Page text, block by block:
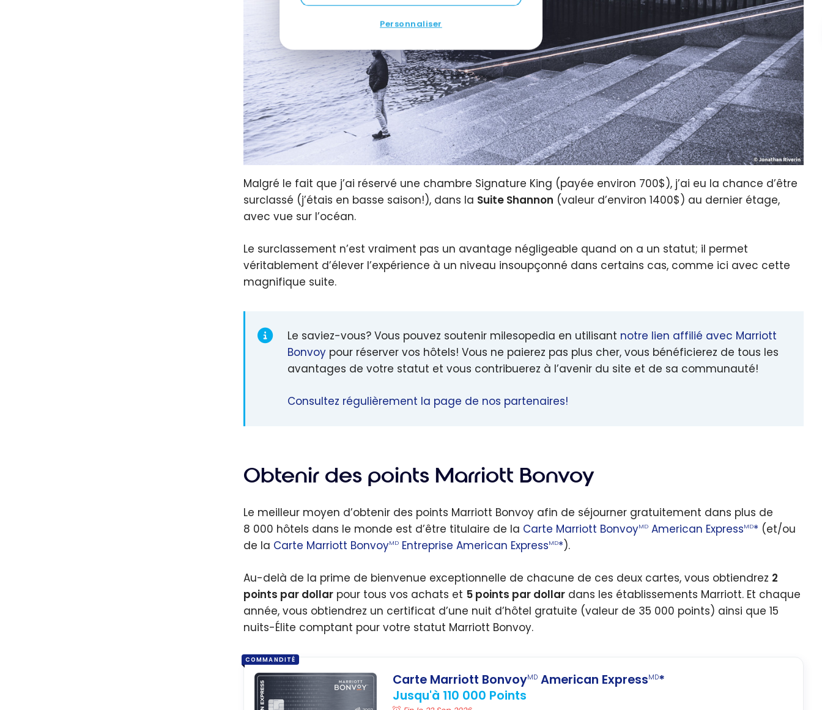
Personnaliser
Malgré le fait que j’ai réservé une chambre Signature King (payée environ 700$), j’ai eu la chance d’être
surclassé (j’étais en basse saison!), dans la Suite Shannon (valeur d’environ 1400$) au dernier étage,
avec vue sur l’océan.
Le surclassement n’est vraiment pas un avantage négligeable quand on a un statut; il permet
véritablement d’élever l’expérience à un niveau insoupçonné dans certains cas, comme ici avec cette
magnifique suite.
Le saviez-vous? Vous pouvez soutenir milesopedia en utilisant notre lien affilié avec Marriott
Bonvoy pour réserver vos hôtels! Vous ne paierez pas plus cher, vous bénéficierez de tous les
avantages de votre statut et vous contribuerez à l’avenir du site et de sa communauté!
Consultez régulièrement la page de nos partenaires!
Obtenir des points Marriott Bonvoy
Le meilleur moyen d’obtenir des points Marriott Bonvoy afin de séjourner gratuitement dans plus de
8 000 hôtels dans le monde est d’être titulaire de la Carte Marriott BonvoyMD American ExpressMD* (et/ou
de la Carte Marriott BonvoyMD Entreprise American ExpressMD*).
Au-delà de la prime de bienvenue exceptionnelle de chacune de ces deux cartes, vous obtiendrez 2
points par dollar pour tous vos achats et 5 points par dollar dans les établissements Marriott. Et chaque
année, vous obtiendrez un certificat d’une nuit d’hôtel gratuite (valeur de 35 000 points) ainsi que 15
nuits-Élite comptant pour votre statut Marriott Bonvoy.
COMMANDITÉ
Carte Marriott BonvoyMDAmerican ExpressMD*
Jusqu'à 110 000 Points